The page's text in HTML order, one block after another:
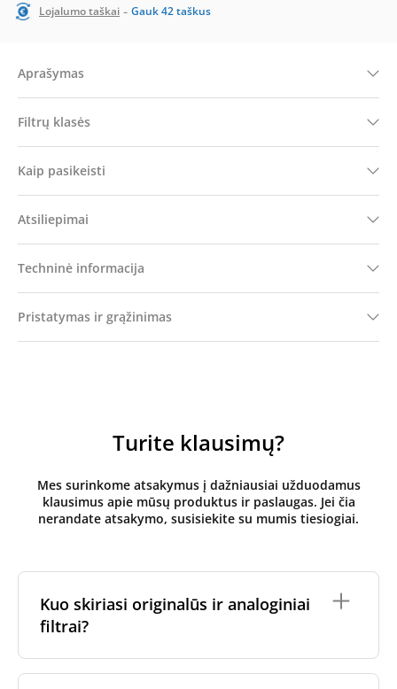
Lojalumo taškai - Gauk42taškus
Aprašymas
Filtrų klasės
Kaip pasikeisti
Atsiliepimai
Techninė informacija
Pristatymas ir grąžinimas
Turite klausimų?
Mes surinkome atsakymus į dažniausiai užduodamus
klausimus apie mūsų produktus ir paslaugas. Jei čia
nerandate atsakymo, susisiekite su mumis tiesiogiai.
Kuo skiriasi originalūs ir analoginiai
filtrai?